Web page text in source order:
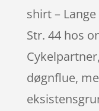
shirt –
Str. 44 hos
døgnflue,